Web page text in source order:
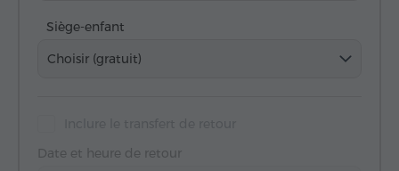
Siège-enfant
Choisir (gratuit)
Date et heure de retour